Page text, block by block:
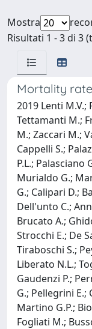
Mostra
Risultati 1 - 3 di 3
Mortality
2019 Lenti M.V.;
Tettamanti M.;
M.; Zaccari M.;
Cappelli S.;
P.L.; Palasciano
Murialdo G.;
G.; Calipari D.;
Dell'unto C.;
Brucato A.;
Strocchi E.; De
Tiraboschi S.;
Liberato N.L.;
Gaudenzi P.;
G.; Pellegrini E.;
Martino G.P.;
Fogliati M.;